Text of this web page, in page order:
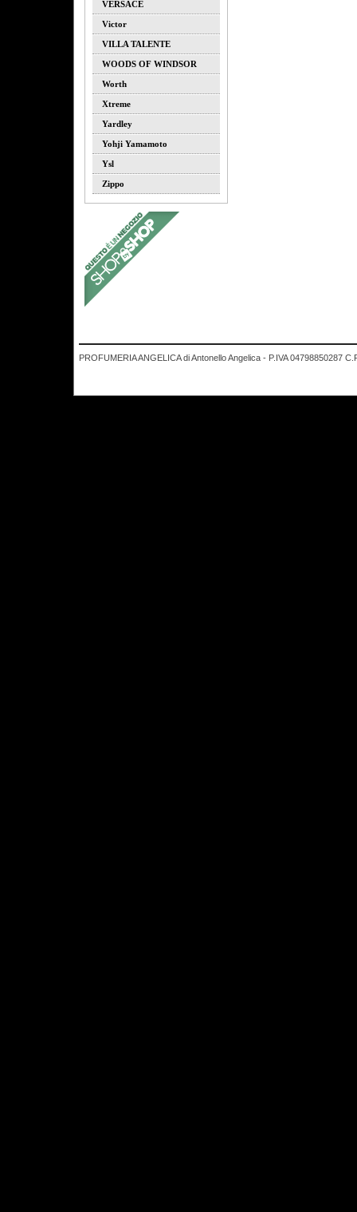
VERSACE
Victor
VILLA TALENTE
WOODS OF WINDSOR
Worth
Xtreme
Yardley
Yohji Yamamoto
Ysl
Zippo
PROFUMERIA ANGELICA di Antonello Angelica - P.IVA 04798850287